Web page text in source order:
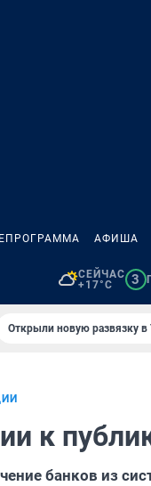
АФИША
СЕЙЧАС
+17°C
3
Открыли новую развязку
к
банков из